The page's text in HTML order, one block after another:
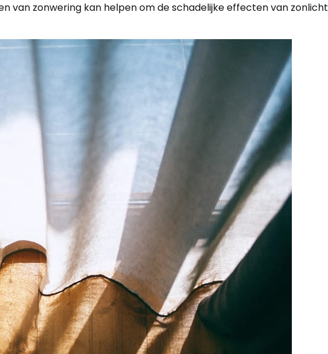
van zonwering kan helpen om de schadelijke effecten van zonlicht